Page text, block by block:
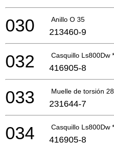
Anillo O 35
030 213460-9
Casquillo Ls800Dw *
032 416905-8
Muelle de torsión
033 231644-7
Casquillo Ls800Dw *
034 416905-8